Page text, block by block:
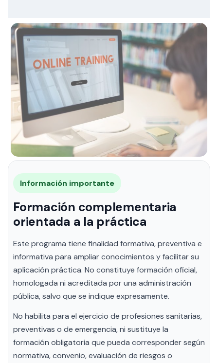
Información importante
Formación complementaria
orientada a la práctica
Este programa tiene finalidad formativa, preventiva e
informativa para ampliar conocimientos y facilitar su
aplicación práctica. No constituye formación oficial,
homologada ni acreditada por una administración
pública, salvo que se indique expresamente.
No habilita para el ejercicio de profesiones sanitarias,
preventivas o de emergencia, ni sustituye la
formación obligatoria que pueda corresponder según
normativa, convenio, evaluación de riesgos o